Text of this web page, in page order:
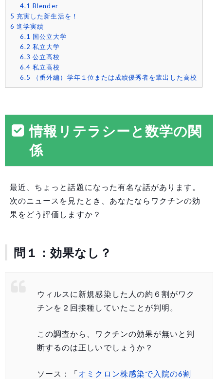
4.1 Blender
5 充実した新生活を！
6 進学実績
6.1 国公立大学
6.2 私立大学
6.3 公立高校
6.4 私立高校
6.5
（番外編）学年１位または成績優秀者を輩出した高校
情報リテラシーと数学の関
係
最近、ちょっと話題になった有名な話があります。
次のニュースを見たとき、あなたならワクチンの効
果をどう評価しますか？
問１：効果なし？
ウィルスに新規感染した人の約６割がワク
チンを２回接種していたことが判明。
この調査から、ワクチンの効果が無いと判
断するのは正しいでしょうか？
ソース：「オミクロン株感染で入院の6割